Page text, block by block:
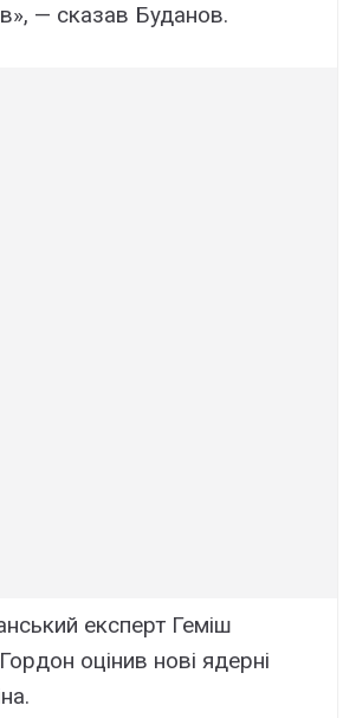
— сказав Буданов.
експерт Геміш
оцінив нові ядерні